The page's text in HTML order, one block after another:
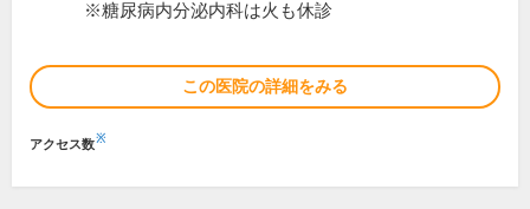
※糖尿病内分泌内科は火も休診
この医院の詳細をみる
アクセス数※